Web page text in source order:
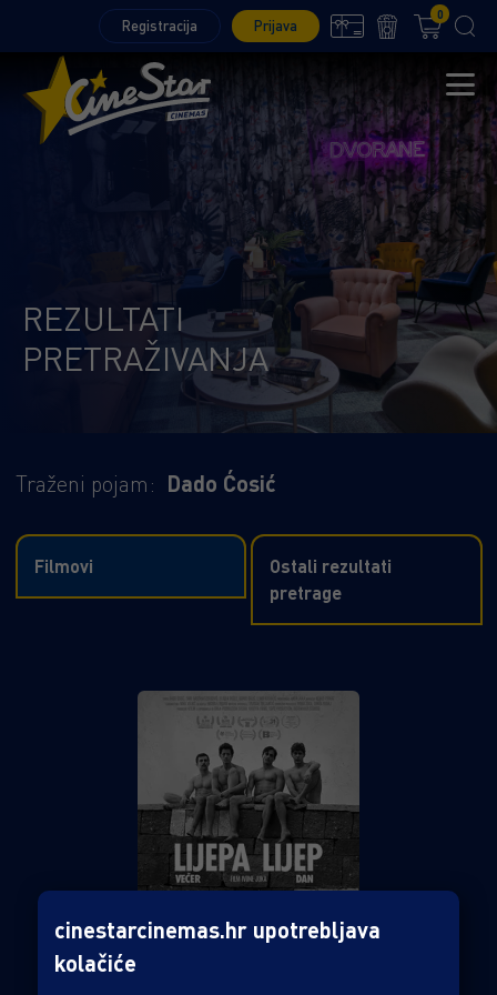
Registracija Prijava
0
REZULTATI
PRETRAŽIVANJA
Traženi pojam: Dado Ćosić
Filmovi
Ostali rezultati
pretrage
cinestarcinemas.hr upotrebljava
kolačiće